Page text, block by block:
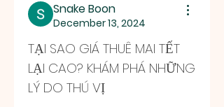
Snake Boon
December 13, 2024
TẠI SAO GIÁ THUÊ MAI TẾT
LẠI CAO? KHÁM PHÁ NHỮNG
LÝ DO THÚ VỊ